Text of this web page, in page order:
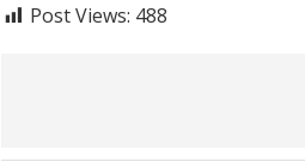
s
Post Views: 488